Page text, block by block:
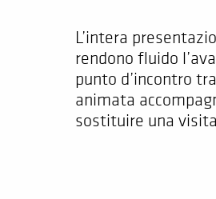
L’intera
rendono fluido
punto d’incontro
animata
sostituire una